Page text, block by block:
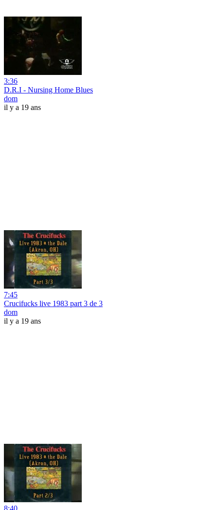
3:36
D.R.I - Nursing Home Blues
dom
il y a 19 ans
7:45
Crucifucks live 1983 part 3 de 3
dom
il y a 19 ans